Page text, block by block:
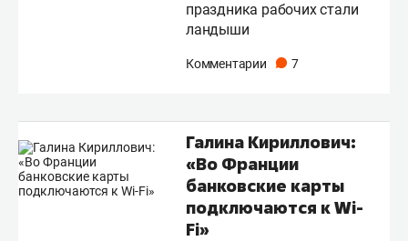
праздника рабочих стали
ландыши
Комментарии 7
Галина Кириллович:
«Во Франции
банковские карты
подключаются к Wi-
Fi»